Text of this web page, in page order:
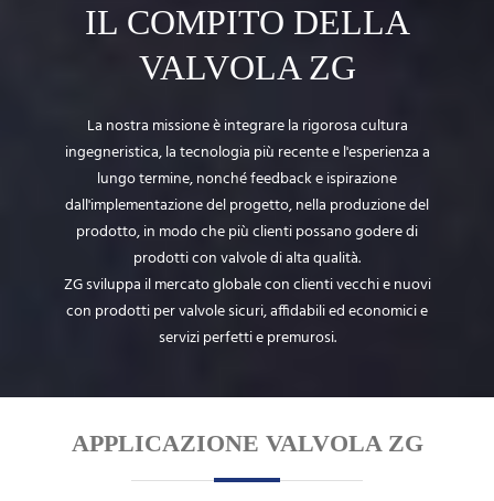
IL COMPITO DELLA
VALVOLA ZG
La nostra missione è integrare la rigorosa cultura
ingegneristica, la tecnologia più recente e l'esperienza a
lungo termine, nonché feedback e ispirazione
dall'implementazione del progetto, nella produzione del
prodotto, in modo che più clienti possano godere di
prodotti con valvole di alta qualità.
ZG sviluppa il mercato globale con clienti vecchi e nuovi
con prodotti per valvole sicuri, affidabili ed economici e
servizi perfetti e premurosi.
APPLICAZIONE VALVOLA ZG